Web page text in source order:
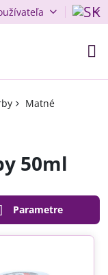
Matné
50ml
Parametre